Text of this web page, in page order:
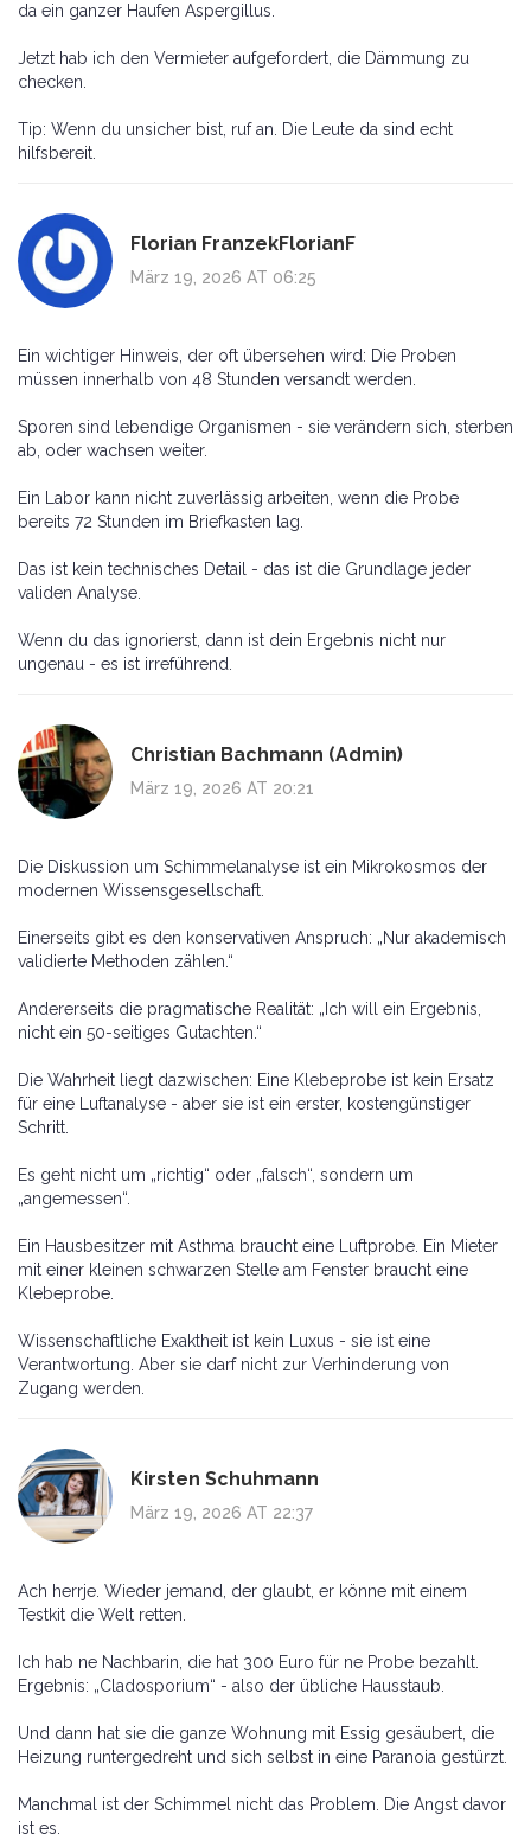
da ein ganzer Haufen Aspergillus.
Jetzt hab ich den Vermieter aufgefordert, die Dämmung zu
checken.
Tip: Wenn du unsicher bist, ruf an. Die Leute da sind echt
hilfsbereit.
Florian FranzekFlorianF
März 19, 2026 AT 06:25
Ein wichtiger Hinweis, der oft übersehen wird: Die Proben
müssen innerhalb von 48 Stunden versandt werden.
Sporen sind lebendige Organismen - sie verändern sich, sterben
ab, oder wachsen weiter.
Ein Labor kann nicht zuverlässig arbeiten, wenn die Probe
bereits 72 Stunden im Briefkasten lag.
Das ist kein technisches Detail - das ist die Grundlage jeder
validen Analyse.
Wenn du das ignorierst, dann ist dein Ergebnis nicht nur
ungenau - es ist irreführend.
Christian Bachmann (Admin)
März 19, 2026 AT 20:21
Die Diskussion um Schimmelanalyse ist ein Mikrokosmos der
modernen Wissensgesellschaft.
Einerseits gibt es den konservativen Anspruch: „Nur akademisch
validierte Methoden zählen.“
Andererseits die pragmatische Realität: „Ich will ein Ergebnis,
nicht ein 50-seitiges Gutachten.“
Die Wahrheit liegt dazwischen: Eine Klebeprobe ist kein Ersatz
für eine Luftanalyse - aber sie ist ein erster, kostengünstiger
Schritt.
Es geht nicht um „richtig“ oder „falsch“, sondern um
„angemessen“.
Ein Hausbesitzer mit Asthma braucht eine Luftprobe. Ein Mieter
mit einer kleinen schwarzen Stelle am Fenster braucht eine
Klebeprobe.
Wissenschaftliche Exaktheit ist kein Luxus - sie ist eine
Verantwortung. Aber sie darf nicht zur Verhinderung von
Zugang werden.
Kirsten Schuhmann
März 19, 2026 AT 22:37
Ach herrje. Wieder jemand, der glaubt, er könne mit einem
Testkit die Welt retten.
Ich hab ne Nachbarin, die hat 300 Euro für ne Probe bezahlt.
Ergebnis: „Cladosporium“ - also der übliche Hausstaub.
Und dann hat sie die ganze Wohnung mit Essig gesäubert, die
Heizung runtergedreht und sich selbst in eine Paranoia gestürzt.
Manchmal ist der Schimmel nicht das Problem. Die Angst davor
ist es.